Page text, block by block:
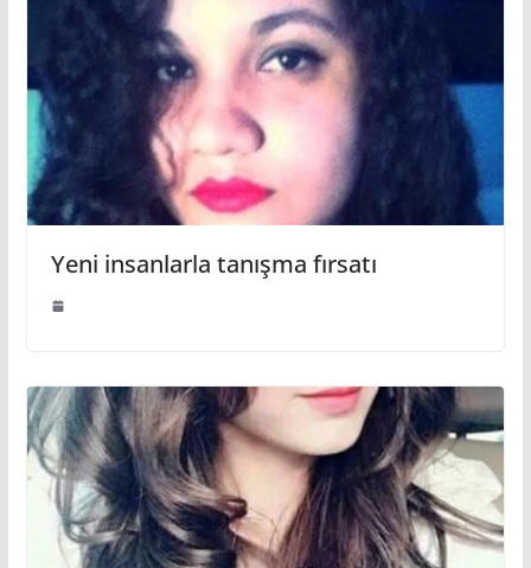
Yeni insanlarla tanışma fırsatı